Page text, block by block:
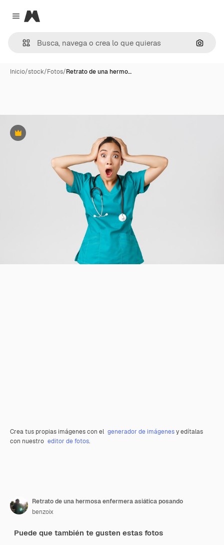
Close menu
Magnific
Inicio/stock/Fotos/Retrato de una hermo…
Premium
Crea tus propias imágenes con el generador de imágenesy edítalas
con nuestro editor de fotos.
Retrato de una hermosa enfermera asiática posando
benzoix
Puede que también te gusten estas fotos